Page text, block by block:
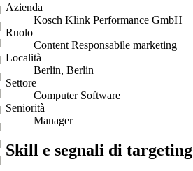
Azienda
Kosch Klink Performance GmbH
Ruolo
Content Responsabile marketing
Località
Berlin, Berlin
Settore
Computer Software
Seniorità
Manager
Skill e segnali di targeting